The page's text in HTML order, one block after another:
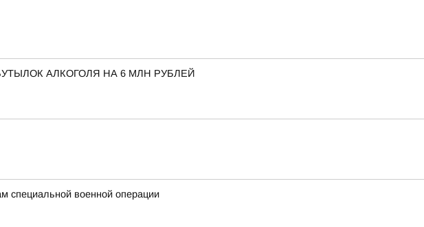
АЛКОГОЛЯ НА 6 МЛН РУБЛЕЙ
специальной военной операции